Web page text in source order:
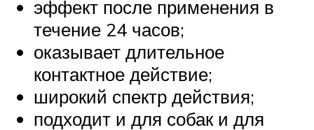
эффект после применения в
течение 24 часов;
оказывает длительное
контактное действие;
широкий спектр действия;
подходит и для собак и для